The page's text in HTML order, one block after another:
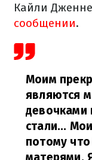
Кайли
сообщении.
Моим
являются
девочками
стали...
потому